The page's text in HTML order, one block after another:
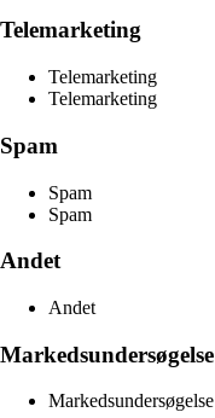
Telemarketing
Telemarketing
Telemarketing
Spam
Spam
Spam
Andet
Andet
Markedsundersøgelse
Markedsundersøgelse